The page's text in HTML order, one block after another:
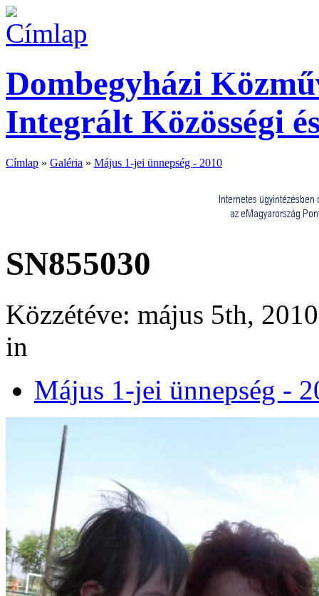
Dombegyházi
Integrált Közösségi
Címlap » Galéria » Május 1-jei ünnepség - 2010
SN855030
Közzétéve: május 5th,
in
Május 1-jei ünnepség -